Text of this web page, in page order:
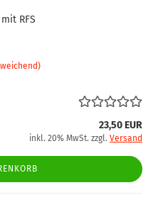
RFS
23,50 EUR
inkl. 20% MwSt. zzgl. Versand